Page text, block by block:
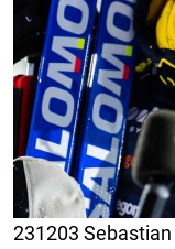
231203